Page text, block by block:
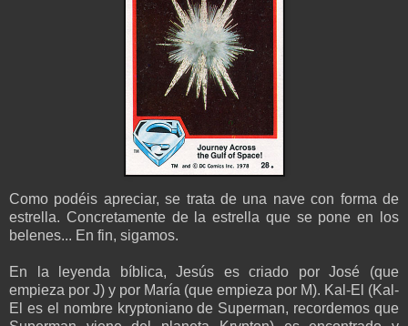
Como podéis apreciar, se trata de una nave con forma de
estrella. Concretamente de la estrella que se pone en los
belenes... En fin, sigamos.
En la leyenda bíblica, Jesús es criado por José (que
empieza por J) y por María (que empieza por M). Kal-El (Kal-
El es el nombre kryptoniano de Superman, recordemos que